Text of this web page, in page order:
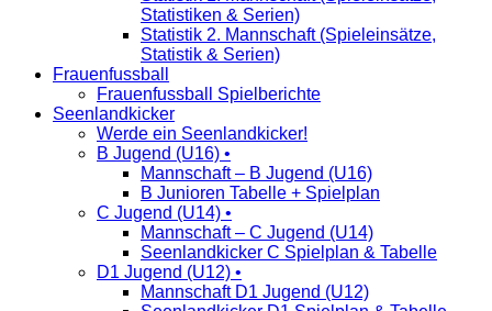
Statistiken & Serien)
Statistik 2. Mannschaft (Spieleinsätze,
Statistik & Serien)
Frauenfussball
Frauenfussball Spielberichte
Seenlandkicker
Werde ein Seenlandkicker!
B Jugend (U16) •
Mannschaft – B Jugend (U16)
B Junioren Tabelle + Spielplan
C Jugend (U14) •
Mannschaft – C Jugend (U14)
Seenlandkicker C Spielplan & Tabelle
D1 Jugend (U12) •
Mannschaft D1 Jugend (U12)